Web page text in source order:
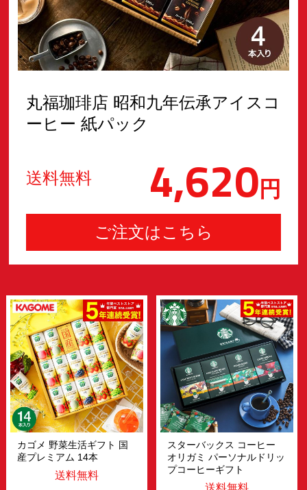
丸福珈琲店 昭和九年伝承アイスコ
ーヒー 紙パック
送料無料 4,620円
カゴメ 野菜生活ギフト 国
産プレミアム 14本
送料無料
スターバックス コーヒー
オリガミ パーソナルドリッ
プコーヒーギフト